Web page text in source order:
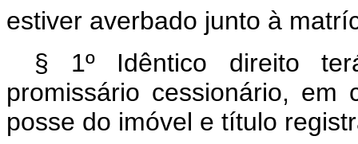
estiver averbado junto à
§ 1º Idêntico direito
promissário cessionário, em
posse do imóvel e título